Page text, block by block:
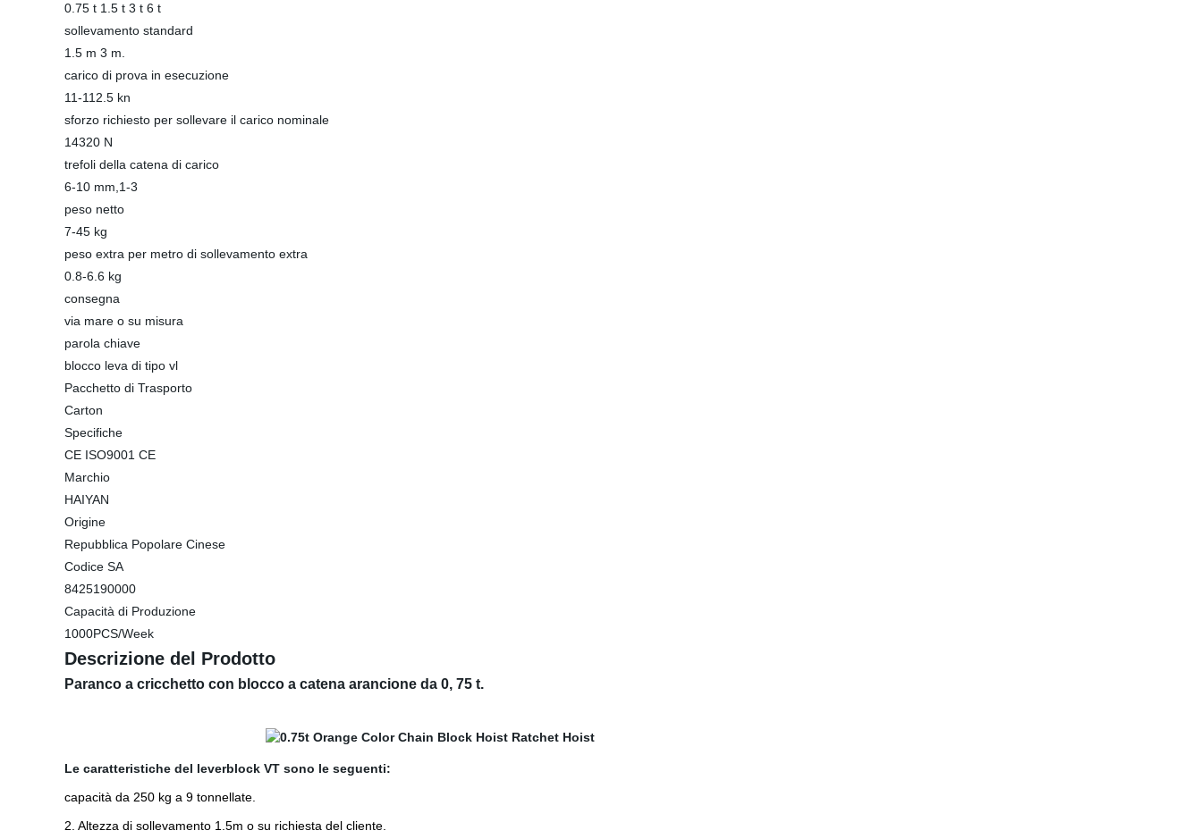
0.75 t 1.5 t 3 t 6 t
sollevamento standard
1.5 m 3 m.
carico di prova in esecuzione
11-112.5 kn
sforzo richiesto per sollevare il carico nominale
14320 N
trefoli della catena di carico
6-10 mm,1-3
peso netto
7-45 kg
peso extra per metro di sollevamento extra
0.8-6.6 kg
consegna
via mare o su misura
parola chiave
blocco leva di tipo vl
Pacchetto di Trasporto
Carton
Specifiche
CE ISO9001 CE
Marchio
HAIYAN
Origine
Repubblica Popolare Cinese
Codice SA
8425190000
Capacità di Produzione
1000PCS/Week
Descrizione del Prodotto
Paranco a cricchetto con blocco a catena arancione da 0, 75 t.
Le caratteristiche del leverblock VT sono le seguenti:
capacità da 250 kg a 9 tonnellate.
2. Altezza di sollevamento 1.5m o su richiesta del cliente.